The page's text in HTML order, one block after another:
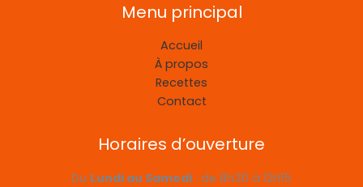
Menu principal
Accueil
À propos
Recettes
Contact
Horaires d’ouverture
Du Lundi au Samedi : de 8h30 à 12H15